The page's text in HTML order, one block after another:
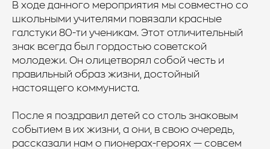
В ходе данного мероприятия мы совместно со
школьными учителями повязали красные
галстуки 80-ти ученикам. Этот отличительный
знак всегда был гордостью советской
молодежи. Он олицетворял собой честь и
правильный образ жизни, достойный
настоящего коммуниста.
После я поздравил детей со столь знаковым
событием в их жизни, а они, в свою очередь,
рассказали нам о пионерах-героях — совсем